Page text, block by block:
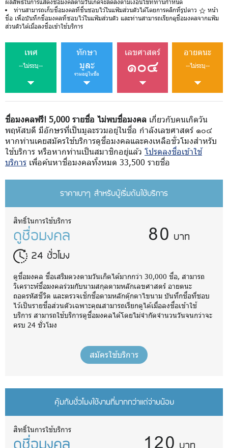
ท่านสามารถเก็บชื่อมงคลที่ชื่นชอบไว้ในแฟ้มส่วนตัวได้โดยการคลิกที่รูปดาว
หน้า
ชื่อ เพื่อบันทึกชื่อมงคลที่ชอบไว้ในแฟ้มส่วนตัว และท่านสามารถเรียกดูชื่อมงคลจากแฟ้ม
ส่วนตัวได้เมื่อลงชื่อเข้าใช้บริการ
เพศ
--ไม่ระบุ--
ทักษา
มูละ
รวมอยู่ในชื่อ
เลขศาสตร์
๑๐๔
อายตนะ
--ไม่ระบุ--
ชื่อมงคลฟรี! 5,000 รายชื่อ ไม่พบชื่อมงคล เกี่ยวกับคนเกิดวัน
พฤหัสบดี มีอักษรที่เป็นมูละรวมอยู่ในชื่อ กำลังเลขศาสตร์ ๑๐๔
หากท่านเคยสมัครใช้บริการดูชื่อมงคลและคงเหลือชั่วโมงสำหรับ
ใช้บริการ หรือหากท่านเป็นสมาชิกอยู่แล้ว โปรดลงชื่อเข้าใช้
บริการ เพื่อค้นหาชื่อมงคลทั้งหมด 33,500 รายชื่อ
ราคาเบาๆ สำหรับผู้เริ่มต้นใช้บริการ
สิทธิ์ในการใช้บริการ
ดูชื่อมงคล
24 ชั่วโมง
80 บาท
ดูชื่อมงคล ชื่อเสริมดวงตามวันเกิดได้มากกว่า 30,000 ชื่อ, สามารถ
วิเคราะห์ชื่อมงคลร่วมกับนามสกุลตามหลักเลขศาสตร์ อายตนะ
ถอดรหัสชีวิต และตรวจเช็กชื่อตามหลักตุ๊กตาไขนาม บันทึกชื่อที่ชอบ
ไว้เป็นรายชื่อส่วนตัวเฉพาะคุณสามารถเรียกดูได้เมื่อลงชื่อเข้าใช้
บริการ สามารถใช้บริการดูชื่อมงคลได้โดยไม่จำกัดจำนวนวันจนกว่าจะ
ครบ 24 ชั่วโมง
สมัครใช้บริการ
คุ้มกับชั่วโมงใช้งานที่มากกว่าแต่จ่ายน้อย
สิทธิ์ในการใช้บริการ
ดูชื่อมงคล บาท